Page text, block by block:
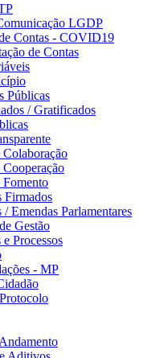
LGDP
Contas - COVID19
de Contas
Públicas
/ Gratificados
Colaboração
Cooperação
Fomento
Firmados
Emendas Parlamentares
Gestão
Processos
- MP